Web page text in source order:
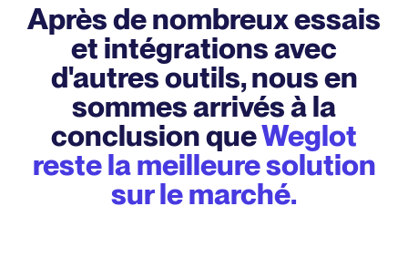
Après de nombreux essais
et intégrations avec
d'autres outils, nous en
sommes arrivés à la
conclusion queWeglot
reste la meilleure solution
sur le marché.